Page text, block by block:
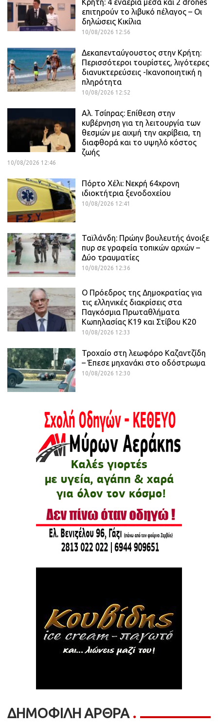
Κρήτη: 4 εναέρια μέσα και 2 drones
επιτηρούν το λιβυκό πέλαγος – Οι
δηλώσεις Κικίλια
10/08/2026 12:56
Δεκαπενταύγουστος στην Κρήτη:
Περισσότεροι τουρίστες, λιγότερες
διανυκτερεύσεις -Ικανοποιητική η
πληρότητα
10/08/2026 12:52
Αλ. Τσίπρας: Επίθεση στην
κυβέρνηση για τη λειτουργία των
θεσμών με αιχμή την ακρίβεια, τη
διαφθορά και το υψηλό κόστος
ζωής
10/08/2026 12:46
Πόρτο Χέλι: Νεκρή 64χρονη
ιδιοκτήτρια ξενοδοχείου
10/08/2026 12:41
Ταϊλάνδη: Πρώην βουλευτής άνοιξε
πυρ σε γραφεία τοπικών αρχών –
Δύο τραυματίες
10/08/2026 12:36
Ο Πρόεδρος της Δημοκρατίας για
τις ελληνικές διακρίσεις στα
Παγκόσμια Πρωταθλήματα
Κωπηλασίας Κ19 και Στίβου Κ20
10/08/2026 12:33
Τροχαίο στη λεωφόρο Καζαντζίδη
– Έπεσε μηχανάκι στο οδόστρωμα
10/08/2026 12:30
ΔΗΜΟΦΙΛΗ ΑΡΘΡΑ